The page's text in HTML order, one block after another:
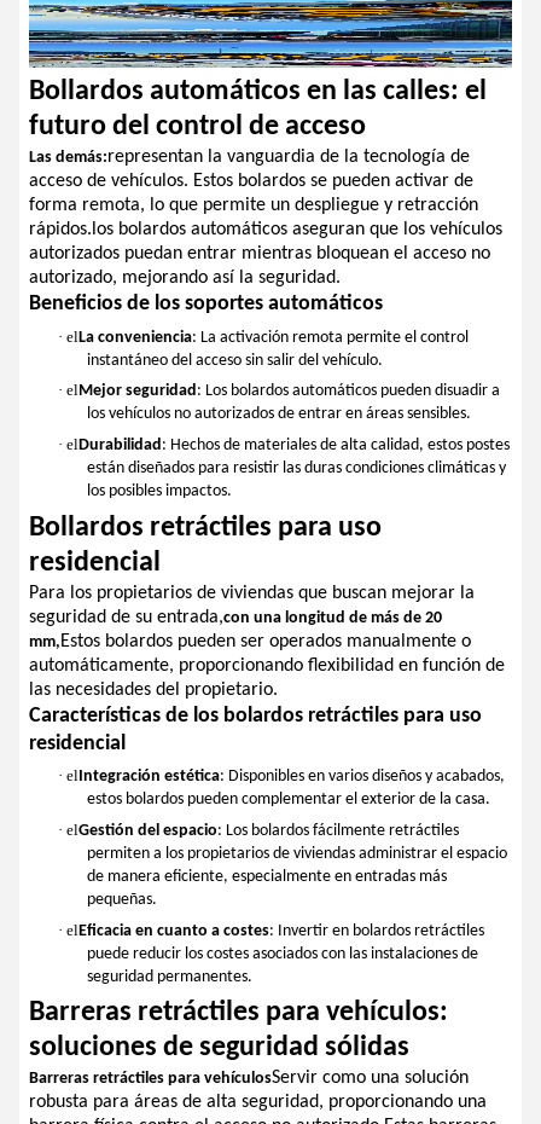
Bollardos automáticos en las calles: el
futuro del control de acceso
Las demás:representan la vanguardia de la tecnología de
acceso de vehículos. Estos bolardos se pueden activar de
forma remota, lo que permite un despliegue y retracción
rápidos.los bolardos automáticos aseguran que los vehículos
autorizados puedan entrar mientras bloquean el acceso no
autorizado, mejorando así la seguridad.
Beneficios de los soportes automáticos
· elLa conveniencia: La activación remota permite el control
instantáneo del acceso sin salir del vehículo.
· elMejor seguridad: Los bolardos automáticos pueden disuadir a
los vehículos no autorizados de entrar en áreas sensibles.
· el Durabilidad : Hechos de materiales de alta calidad, estos postes
están diseñados para resistir las duras condiciones climáticas y
los posibles impactos.
Bollardos retráctiles para uso
residencial
Para los propietarios de viviendas que buscan mejorar la
seguridad de su entrada,con una longitud de más de 20
mm, Estos bolardos pueden ser operados manualmente o
automáticamente, proporcionando flexibilidad en función de
las necesidades del propietario.
Características de los bolardos retráctiles para uso
residencial
· elIntegración estética: Disponibles en varios diseños y acabados,
estos bolardos pueden complementar el exterior de la casa.
· elGestión del espacio: Los bolardos fácilmente retráctiles
permiten a los propietarios de viviendas administrar el espacio
de manera eficiente, especialmente en entradas más
pequeñas.
· elEficacia en cuanto a costes: Invertir en bolardos retráctiles
puede reducir los costes asociados con las instalaciones de
seguridad permanentes.
Barreras retráctiles para vehículos:
soluciones de seguridad sólidas
Barreras retráctiles para vehículosServir como una solución
robusta para áreas de alta seguridad, proporcionando una